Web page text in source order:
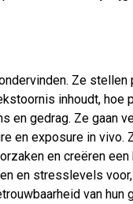
Ze
inhoudt,
gedrag. Ze gaan
en exposure in
en creëren
en stresslevels
van